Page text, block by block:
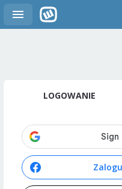
LOGOWANIE